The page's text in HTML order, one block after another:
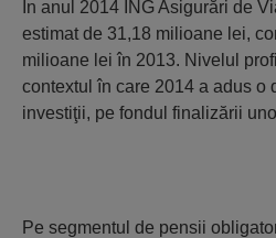
În anul 2014 ING Asigurări de
estimat de 31,18 milioane lei,
milioane lei în 2013. Nivelul
contextul în care 2014 a adus o
investiţii, pe fondul finalizării
Pe segmentul de pensii